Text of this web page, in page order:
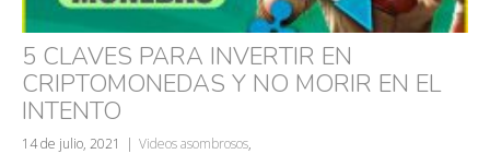
5 CLAVES PARA INVERTIR EN
CRIPTOMONEDAS Y NO MORIR EN EL
INTENTO
14 de julio, 2021 Videos asombrosos,